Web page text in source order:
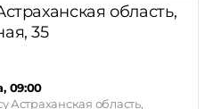
область,
35
09:00
Астраханская область,